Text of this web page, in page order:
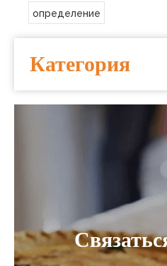
определение
Категория